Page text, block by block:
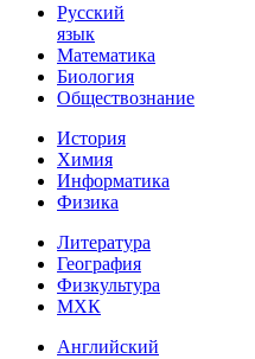
Русский
язык
Математика
Биология
Обществознание
История
Химия
Информатика
Физика
Литература
География
Физкультура
МХК
Английский